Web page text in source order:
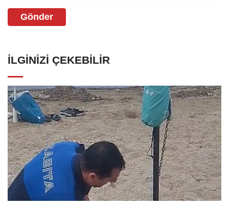
Gönder
İLGINIZI ÇEKEBILIR